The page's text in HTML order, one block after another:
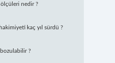
nedir ?
kaç yıl sürdü ?
?